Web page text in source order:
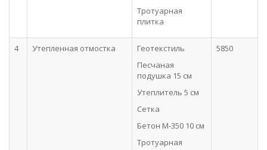
Тротуарная
плитка
4 Утепленная отмостка
Геотекстиль
Песчаная
подушка 15 см
Утеплитель 5 см
Сетка
Бетон М-350 10 см
Тротуарная
5850